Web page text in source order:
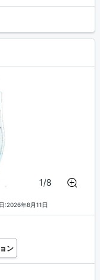
1/8
:2026年8月11日
ン